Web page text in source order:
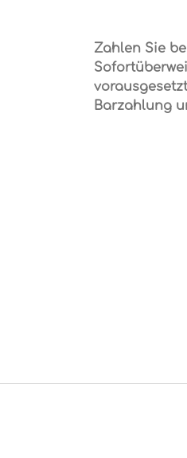
Zahlen Sie
Barzahlung